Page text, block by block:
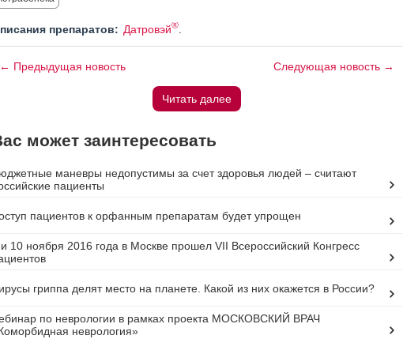
препаратов: Датровэй®.
← Предыдущая новость Следующая новость →
Читать далее
может заинтересовать
маневры недопустимы за счет здоровья людей – считают
пациенты
пациентов к орфанным препаратам будет упрощен
10 ноября 2016 года в Москве прошел VII Всероссийский Конгресс
гриппа делят место на планете. Какой из них окажется в России?
по неврологии в рамках проекта МОСКОВСКИЙ ВРАЧ
неврология»